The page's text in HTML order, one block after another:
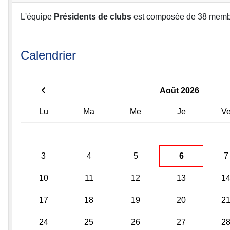
L'équipe Présidents de clubs est composée de 38
Calendrier
Août 2026
Lu Ma Me Je
3 4 5 6 7
10 11 12 13 14
17 18 19 20 21
24 25 26 27 28